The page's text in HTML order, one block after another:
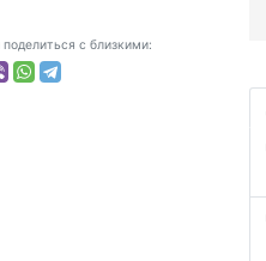
с близкими: